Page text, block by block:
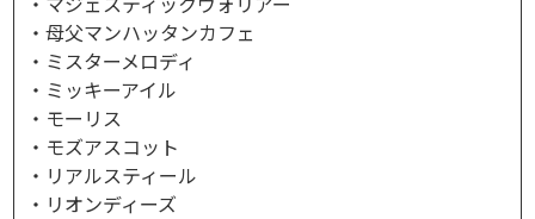
・母父マンハッタンカフェ
・ミスターメロディ
・ミッキーアイル
・モーリス
・モズアスコット
・リアルスティール
・リオンディーズ